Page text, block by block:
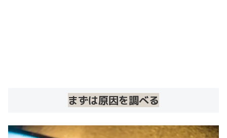
まずは原因を調べる